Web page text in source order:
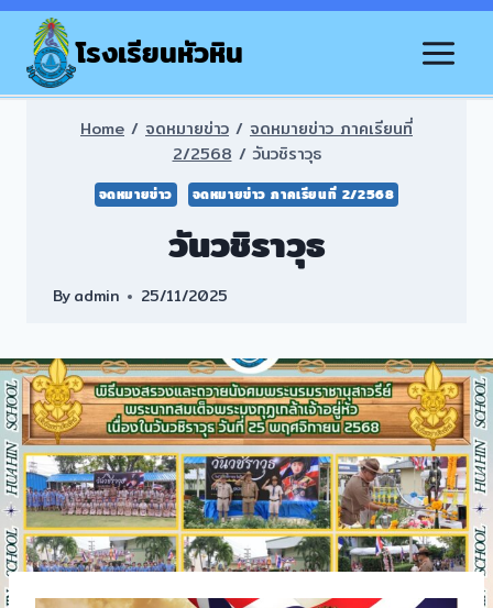
Skip
contentโรงเรียนหัวหิน
Home / จดหมายข่าว / จดหมายข่าว ภาคเรียนที่
2/2568 / วันวชิราวุธ
จดหมายข่าว จดหมายข่าว ภาคเรียนที่ 2/2568
วันวชิราวุธ
Byadmin 25/11/2025